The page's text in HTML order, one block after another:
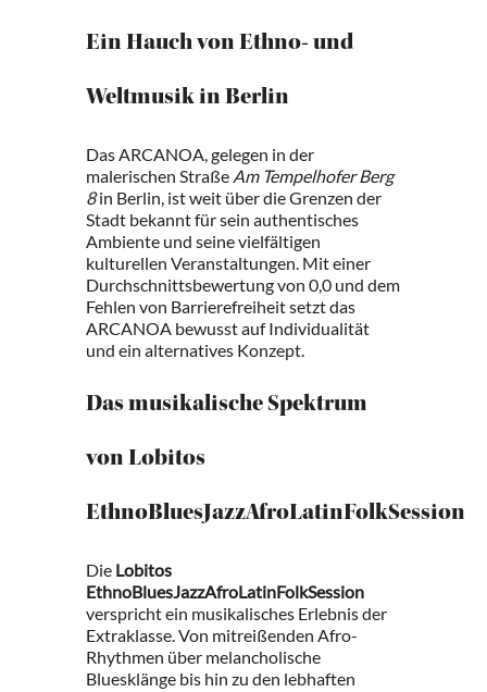
Ein Hauch von Ethno- und
Weltmusik in Berlin
Das ARCANOA, gelegen in der
malerischen Straße Am Tempelhofer Berg
8in Berlin, ist weit über die Grenzen der
Stadt bekannt für sein authentisches
Ambiente und seine vielfältigen
kulturellen Veranstaltungen. Mit einer
Durchschnittsbewertung von 0,0 und dem
Fehlen von Barrierefreiheit setzt das
ARCANOA bewusst auf Individualität
und ein alternatives Konzept.
Das musikalische Spektrum
von Lobitos
EthnoBluesJazzAfroLatinFolkSession
Die Lobitos
EthnoBluesJazzAfroLatinFolkSession
verspricht ein musikalisches Erlebnis der
Extraklasse. Von mitreißenden Afro-
Rhythmen über melancholische
Bluesklänge bis hin zu den lebhaften